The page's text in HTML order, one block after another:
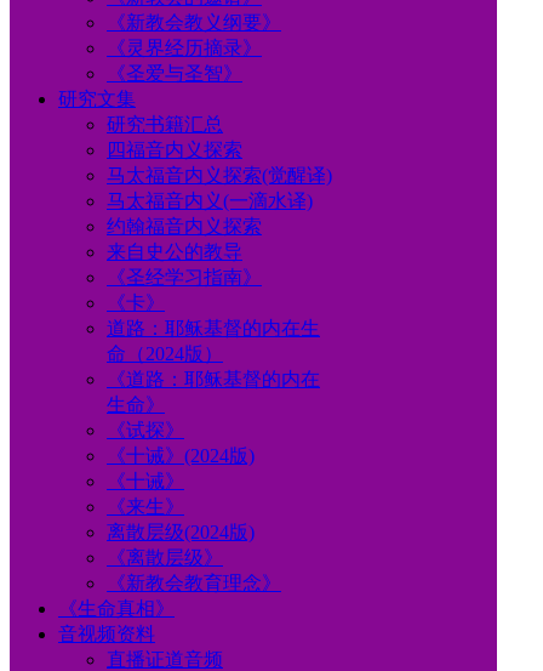
《新教会教义纲要》
《灵界经历摘录》
《圣爱与圣智》
研究文集
研究书籍汇总
四福音内义探索
马太福音内义探索(觉醒译)
马太福音内义(一滴水译)
约翰福音内义探索
来自史公的教导
《圣经学习指南》
《卡》
道路：耶稣基督的内在生
命（2024版）
《道路：耶稣基督的内在
生命》
《试探》
《十诫》(2024版)
《十诫》
《来生》
离散层级(2024版)
《离散层级》
《新教会教育理念》
《生命真相》
音视频资料
直播证道音频